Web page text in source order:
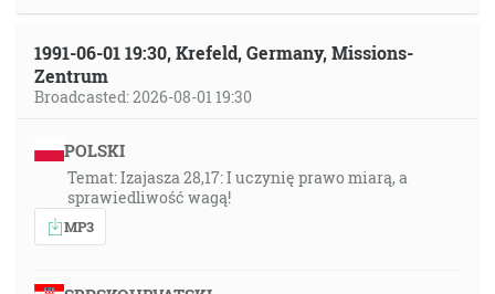
1991-06-01 19:30, Krefeld, Germany, Missions-
Zentrum
Broadcasted: 2026-08-01 19:30
POLSKI
Temat: Izajasza 28,17: I uczynię prawo miarą, a
sprawiedliwość wagą!
MP3